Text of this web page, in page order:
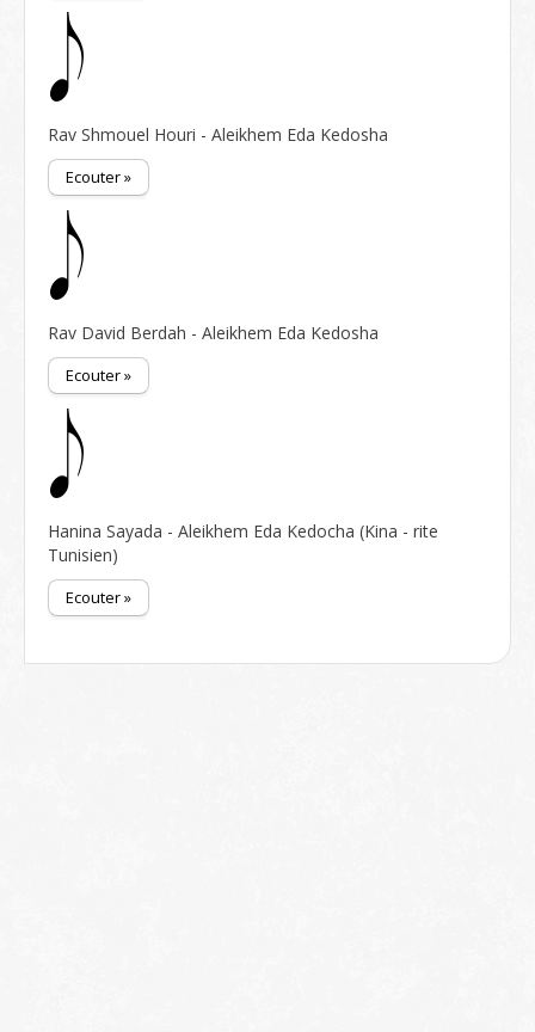
Rav Shmouel Houri - Aleikhem Eda Kedosha
Ecouter »
Rav David Berdah - Aleikhem Eda Kedosha
Ecouter »
Hanina Sayada - Aleikhem Eda Kedocha (Kina - rite
Tunisien)
Ecouter »